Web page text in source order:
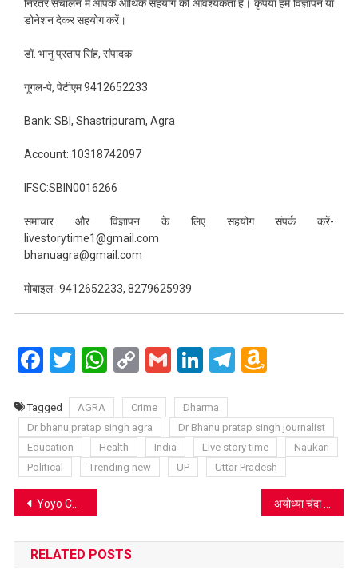
निरंतर संचालन में आपके आर्थिक सहयोग की आवश्यकता है। कृपया हमें विज्ञापन या
डोनेशन देकर सहयोग करें।
डॉ. भानु प्रताप सिंह, संपादक
गूगल-पे, पेटीएम 9412652233
Bank: SBI, Shastripuram, Agra
Account: 10318742097
IFSC:SBIN0016266
समाचार और विज्ञापन के लिए सहयोग संपर्क करें-
livestorytime1@gmail.com
bhanuagra@gmail.com
मोबाइल- 9412652233, 8279625939
Facebook
Twitter
WhatsApp
CopyGmailLinkedIn
Telegram
Amazon
List
Tagged AGRA Crime
Dharma
Dr bhanu pratap singh agra
Dr Bhanu pratap singh journalist
Education
Health India Live story time
Naukari
Political
Trending new UP Uttar Pradesh
Post
navigation
Yoyo Casino déploie un univers d’opportunités en France
RELATED POSTS